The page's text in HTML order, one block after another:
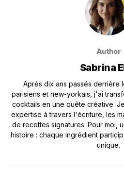
Author
Sabrina
Après dix ans passés derrière
parisiens et new-yorkais, j'ai
cocktails en une quête créative.
expertise à travers l'écriture, les
de recettes signatures. Pour moi,
histoire : chaque ingrédient
unique.